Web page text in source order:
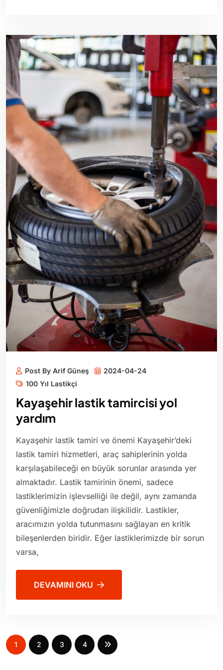
Post By Arif Güneş
2024-04-24
100 Yıl Lastikçi
Kayaşehir lastik tamircisi yol
yardım
Kayaşehir lastik tamiri ve önemi Kayaşehir’deki
lastik tamiri hizmetleri, araç sahiplerinin yolda
karşılaşabileceği en büyük sorunlar arasında yer
almaktadır. Lastik tamirinin önemi, sadece
lastiklerimizin işlevselliği ile değil, aynı zamanda
güvenliğimizle doğrudan ilişkilidir. Lastikler,
aracımızın yolda tutunmasını sağlayan en kritik
bileşenlerden biridir. Eğer lastiklerimizde bir sorun
varsa,
DEVAMINI OKU
1 2 3 4